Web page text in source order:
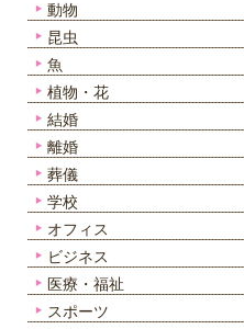
動物
昆虫
魚
植物・花
結婚
離婚
葬儀
学校
オフィス
ビジネス
医療・福祉
スポーツ